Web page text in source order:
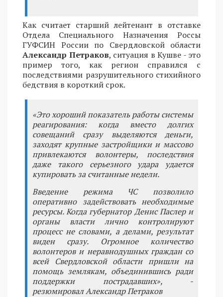
Как считает старший лейтенант в отставке
Отдела Специального Назначения Россы
ГУФСИН России по Свердловской области
Александр Петраков, ситуация в Кушве - это
пример того, как регион справился с
последствиями разрушительного стихийного
бедствия в короткий срок.
«Это хороший показатель работы системы
реагирования: когда вместо долгих
совещаний сразу выделяются деньги,
заходят крупные застройщики и массово
привлекаются волонтеры, последствия
даже такого серьезного удара удается
купировать за считанные недели.
Введение режима ЧС позволило
оперативно задействовать необходимые
ресурсы. Когда губернатор Денис Паслер и
органы власти лично контролируют
процесс не словами, а делами, результат
виден сразу. Огромное количество
волонтеров и неравнодушных граждан со
всей Свердловской области пришли на
помощь землякам, объединившись ради
поддержки пострадавших», -
резюмировал Александр Петраков